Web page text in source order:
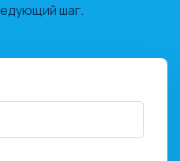
шаг.